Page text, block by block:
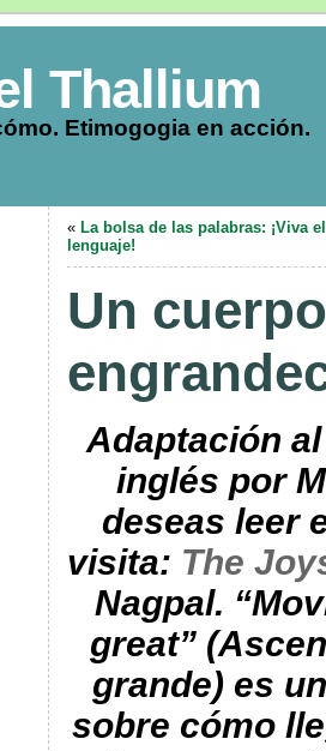
Thallium
Etimogogia en acción.
« La bolsa de las palabras: ¡Viva el
lenguaje!
Un
Adaptación
inglés por
deseas leer
visita: The
Nagpal.
great”
grande) es
sobre cómo